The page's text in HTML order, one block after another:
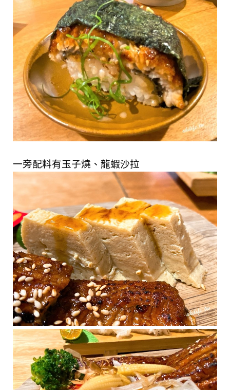
一旁配料有玉子燒、龍蝦沙拉